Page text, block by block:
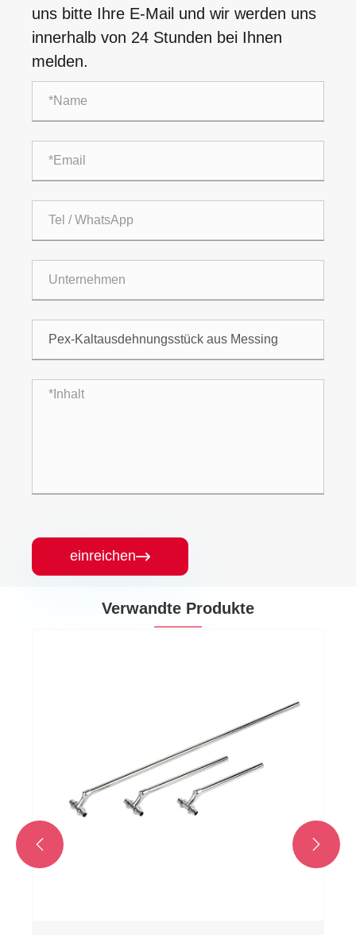
uns bitte Ihre E-Mail und wir werden uns
innerhalb von 24 Stunden bei Ihnen
melden.
einreichen
Verwandte Produkte
 